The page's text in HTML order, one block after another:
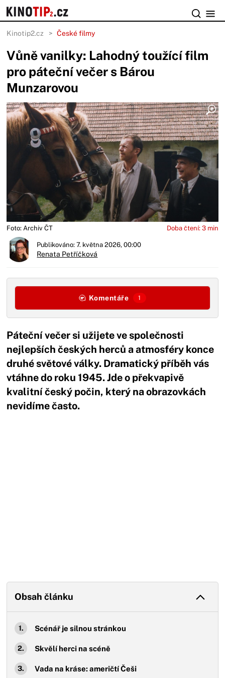
Kinotip2.cz České filmy
Vůně vanilky: Lahodný toužící film
pro páteční večer s Bárou
Munzarovou
Foto: Archiv ČT Doba čtení: 3 min
Publikováno: 7. května 2026, 00:00
Renata Petříčková
Komentáře 1
Páteční večer si užijete ve společnosti
nejlepších českých herců a atmosféry konce
druhé světové války. Dramatický příběh vás
vtáhne do roku 1945. Jde o překvapivě
kvalitní český počin, který na obrazovkách
nevidíme často.
Obsah článku
Scénář je silnou stránkou
Skvělí herci na scéně
Vada na kráse: američtí Češi